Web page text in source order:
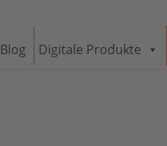
Blog Digitale Produkte